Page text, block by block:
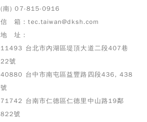
(南) 07-815-0916
信 箱：tec.taiwan@dksh.com
地 址：
11493 台北市內湖區堤頂大道二段407巷
22號
40880 台中市南屯區益豐路四段436, 438
號
71742 台南市仁德區仁德里中山路19鄰
822號